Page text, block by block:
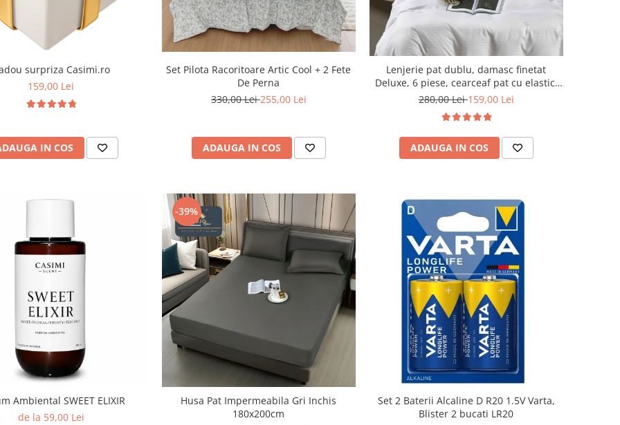
surpriza Casimi.ro
159,00 Lei
IN COS
Set Pilota Racoritoare Artic Cool + 2 Fete
De Perna
330,00 Lei255,00 Lei
ADAUGA IN COS
Lenjerie pat dublu, damasc finetat
Deluxe, 6 piese, cearceaf pat cu elastic,
Alb
280,00 Lei159,00 Lei
ADAUGA IN COS
Ambiental SWEET ELIXIR
de la 59,00 Lei
-39%
Husa Pat Impermeabila Gri Inchis
180x200cm
Set 2 Baterii Alcaline D R20 1.5V Varta,
Blister 2 bucati LR20